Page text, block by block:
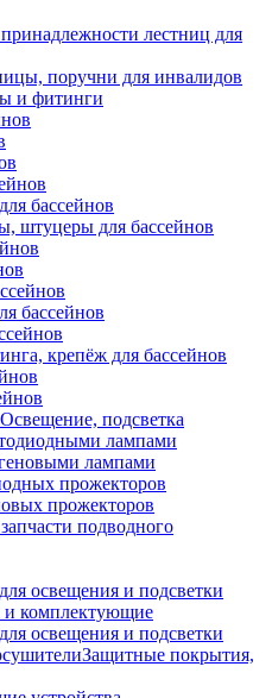
лестниц для
поручни для инвалидов
и фитинги
бассейнов
штуцеры для бассейнов
бассейнов
крепёж для бассейнов
Освещение, подсветка
лампами
лампами
прожекторов
прожекторов
подводного
освещения и подсветки
и комплектующие
освещения и подсветки
Защитные покрытия,